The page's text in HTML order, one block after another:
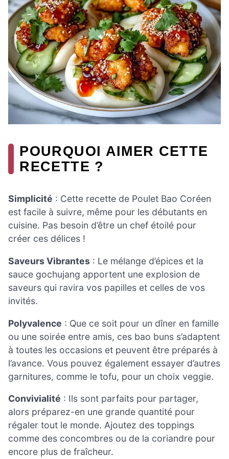
POURQUOI AIMER CETTE
RECETTE ?
Simplicité : Cette recette de Poulet Bao Coréen
est facile à suivre, même pour les débutants en
cuisine. Pas besoin d’être un chef étoilé pour
créer ces délices !
Saveurs Vibrantes : Le mélange d’épices et la
sauce gochujang apportent une explosion de
saveurs qui ravira vos papilles et celles de vos
invités.
Polyvalence : Que ce soit pour un dîner en famille
ou une soirée entre amis, ces bao buns s’adaptent
à toutes les occasions et peuvent être préparés à
l’avance. Vous pouvez également essayer d’autres
garnitures, comme le tofu, pour un choix veggie.
Convivialité : Ils sont parfaits pour partager,
alors préparez-en une grande quantité pour
régaler tout le monde. Ajoutez des toppings
comme des concombres ou de la coriandre pour
encore plus de fraîcheur.